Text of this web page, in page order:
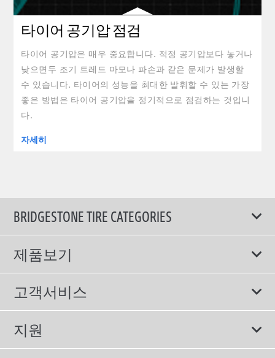
타이어 공기압 점검
타이어 공기압은 매우 중요합니다. 적정 공기압보다 놓거나
낮으면두 조기 트레드 마모나 파손과 같은 문제가 발생할
수 있습니다. 타이어의 성능을 최대한 발휘할 수 있는 가장
좋은 방법은 타이어 공기압을 정기적으로 점검하는 것입니
다.
자세히
BRIDGESTONE TIRE CATEGORIES
제품보기
모두
스포츠 타이어
컴포트 타이어
고객서비스
보증서비스
에너지소비효율등급제도
지원